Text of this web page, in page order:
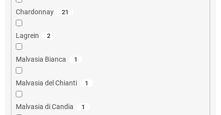
Chardonnay 21
Lagrein 2
Malvasia Bianca 1
Malvasia del Chianti 1
Malvasia di Candia 1